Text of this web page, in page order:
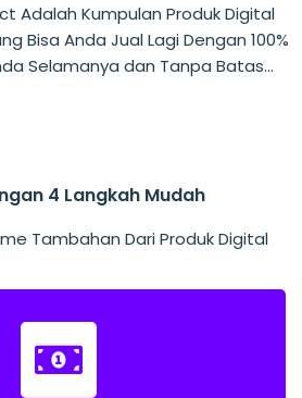
Adalah Kumpulan Produk Digital
Bisa Anda Jual Lagi Dengan 100%
Selamanya dan Tanpa Batas…
4 Langkah Mudah
Tambahan Dari Produk Digital